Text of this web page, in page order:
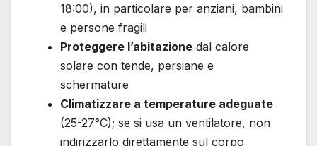
18:00), in particolare per anziani, bambini
e persone fragili
Proteggere l’abitazione dal calore
solare con tende, persiane e
schermature
Climatizzare a temperature adeguate
(25-27°C); se si usa un ventilatore, non
indirizzarlo direttamente sul corpo